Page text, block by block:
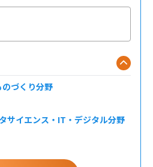
づくり分野
サイエンス・IT・デジタル分野